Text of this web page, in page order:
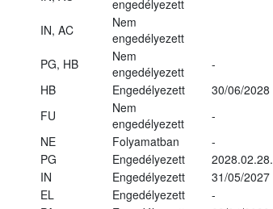
engedélyezett
IN, AC
Nem
engedélyezett
PG, HB
Nem
engedélyezett
-
HB Engedélyezett
30/06/2028
FU
Nem
engedélyezett
-
NE Folyamatban
-
PG Engedélyezett
2028.02.28.
IN Engedélyezett
31/05/2027
EL Engedélyezett
-